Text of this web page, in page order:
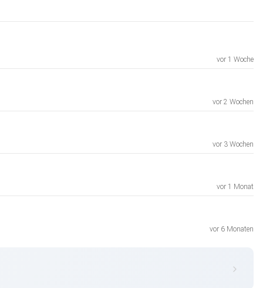
vor 1 Woche
vor 2 Wochen
vor 3 Wochen
vor 1 Monat
vor 6 Monaten